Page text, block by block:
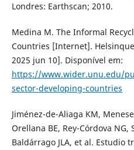
Londres: Earthscan; 2010.
Medina M. The Informal
Countries [Internet].
2025 jun 10]. Disponível em:
https://www.wider.unu.edu/
sector-developing-countries
Jiménez-de-Aliaga KM,
Orellana BE, Rey-Córdova NG,
Baldárrago JLA, et al. Estudio